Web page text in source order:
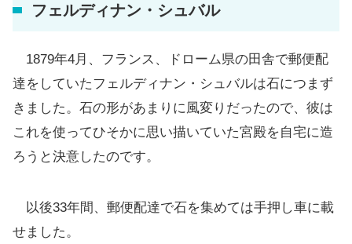
フェルディナン・シュバル
1879年4月、フランス、ドローム県の田舎で郵便配
達をしていたフェルディナン・シュバルは石につまず
きました。石の形があまりに風変りだったので、彼は
これを使ってひそかに思い描いていた宮殿を自宅に造
ろうと決意したのです。
以後33年間、郵便配達で石を集めては手押し車に載
せました。